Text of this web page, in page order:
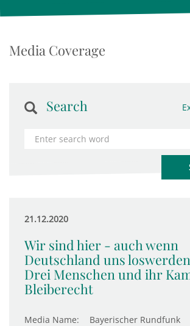
Media Coverage
Search
21.12.2020
Wir sind hier - auch wenn
Deutschland uns
Drei Menschen und ihr
Bleiberecht
Media Name:
Bayerischer Rundfunk